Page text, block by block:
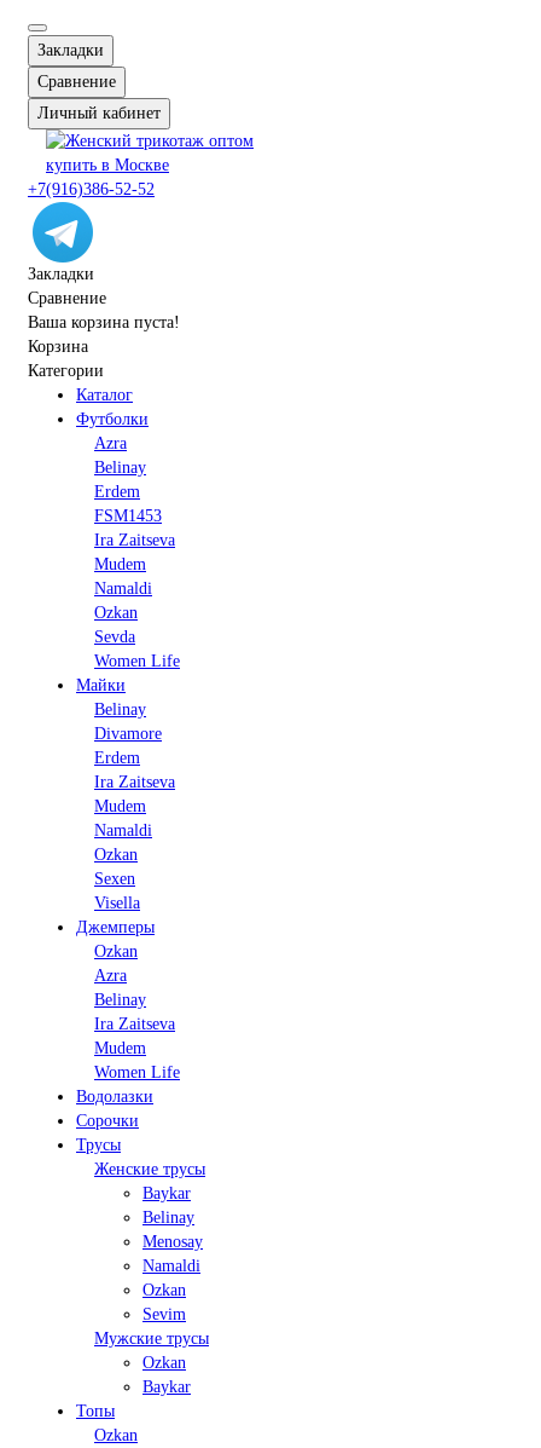
Закладки
Сравнение
Личный кабинет
+7(916)386-52-52
Закладки
Сравнение
Ваша корзина пуста!
Корзина
Категории
Каталог
Футболки
Azra
Belinay
Erdem
FSM1453
Ira Zaitseva
Mudem
Namaldi
Ozkan
Sevda
Women Life
Майки
Belinay
Divamore
Erdem
Ira Zaitseva
Mudem
Namaldi
Ozkan
Sexen
Visella
Джемперы
Ozkan
Azra
Belinay
Ira Zaitseva
Mudem
Women Life
Водолазки
Сорочки
Трусы
Женские трусы
Baykar
Belinay
Menosay
Namaldi
Ozkan
Sevim
Мужские трусы
Ozkan
Baykar
Топы
Ozkan